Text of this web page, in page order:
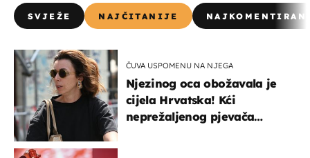
SVJEŽE NAJČITANIJE
ČUVA USPOMENU NA NJEGA
Njezinog oca obožavala je
cijela Hrvatska! Kći
neprežaljenog pjevača